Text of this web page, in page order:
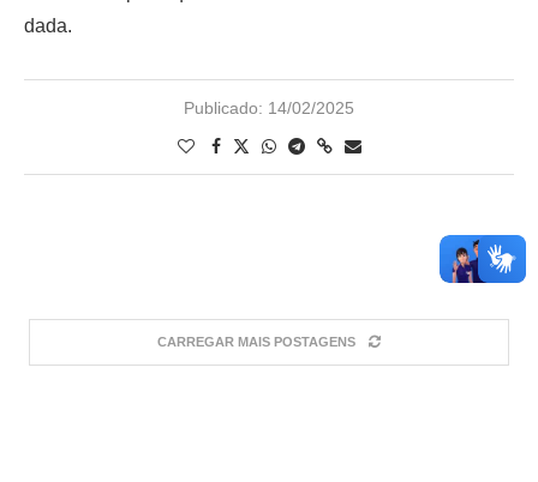
dada.
Publicado: 14/02/2025
CARREGAR MAIS POSTAGENS